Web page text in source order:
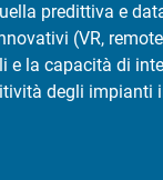
predittiva e
(VR,
e la capacità di
degli impianti